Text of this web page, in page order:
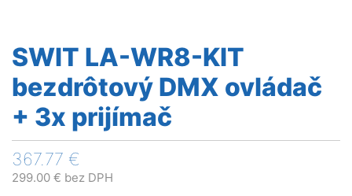
SWIT LA-WR8-KIT
bezdrôtový DMX ovládač
+ 3x prijímač
367.77 €
299.00 € bez DPH